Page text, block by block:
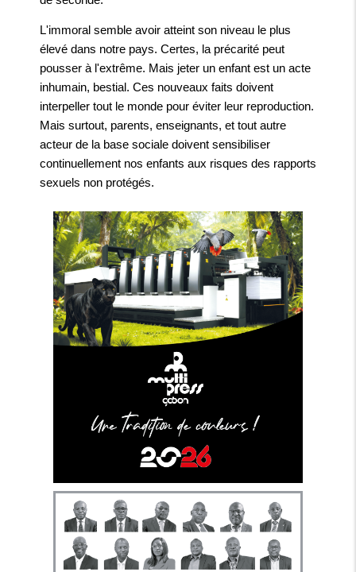
L'immoral semble avoir atteint son niveau le plus
élevé dans notre pays. Certes, la précarité peut
pousser à l'extrême. Mais jeter un enfant est un acte
inhumain, bestial. Ces nouveaux faits doivent
interpeller tout le monde pour éviter leur reproduction.
Mais surtout, parents, enseignants, et tout autre
acteur de la base sociale doivent sensibiliser
continuellement nos enfants aux risques des rapports
sexuels non protégés.